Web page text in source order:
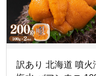
訳あり 北海道 噴火